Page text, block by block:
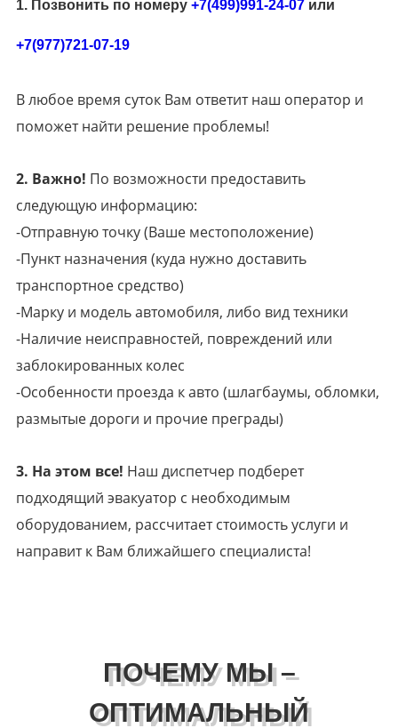
1. Позвонить по номеру +7(499)991-24-07 или
+7(977)721-07-19
В любое время суток Вам ответит наш оператор и
поможет найти решение проблемы!
2. Важно! По возможности предоставить
следующую информацию:
-Отправную точку (Ваше местоположение)
-Пункт назначения (куда нужно доставить
транспортное средство)
-Марку и модель автомобиля, либо вид техники
-Наличие неисправностей, повреждений или
заблокированных колес
-Особенности проезда к авто (шлагбаумы, обломки,
размытые дороги и прочие преграды)
3. На этом все! Наш диспетчер подберет
подходящий эвакуатор с необходимым
оборудованием, рассчитает стоимость услуги и
направит к Вам ближайшего специалиста!
ПОЧЕМУ МЫ –
ОПТИМАЛЬНЫЙ